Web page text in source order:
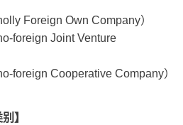
Foreign Own Company）
foreign Joint Venture
foreign Cooperative Company）
】